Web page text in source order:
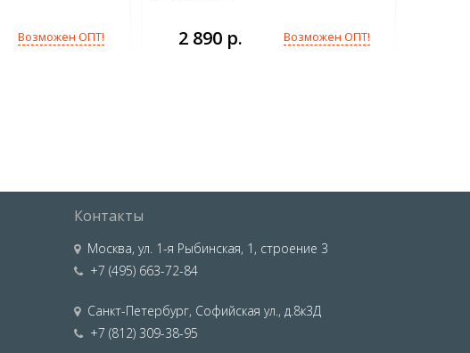
Возможен ОПТ! 2 890 р. Возможен ОПТ!
Контакты
Москва,ул. 1-я Рыбинская, 1, строение 3
+7 (495) 663-72-84
Санкт-Петербург, Софийская ул., д.8к3Д
+7 (812) 309-38-95